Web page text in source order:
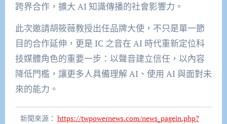
跨界合作，擴大 AI 知識傳播的社會影響力。
此次邀請胡筱薇教授出任品牌大使，不只是單一節
目的合作延伸，更是 IC 之音在 AI 時代重新定位科
技媒體角色的重要一步：以聲音建立信任，以內容
降低門檻，讓更多人具備理解 AI、使用 AI 與面對未
來的能力。
新聞來源： https://twpowernews.com/news_pagein.php?